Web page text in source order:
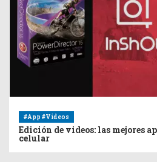
#App #Videos
Edición de videos: las mejores
celular